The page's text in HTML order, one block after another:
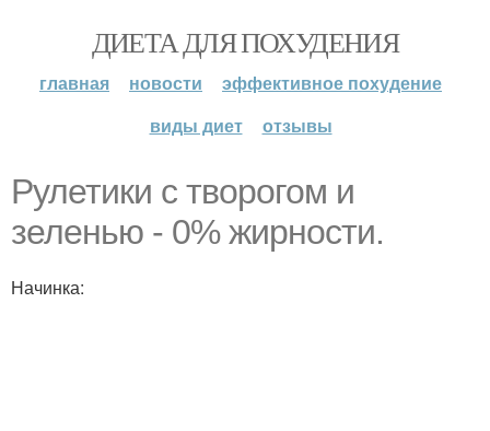
ДИЕТА ДЛЯ ПОХУДЕНИЯ
главная новости
эффективное похудение
виды диет
отзывы
Рулетики с творогом и
зеленью - 0% жирности.
Начинка: